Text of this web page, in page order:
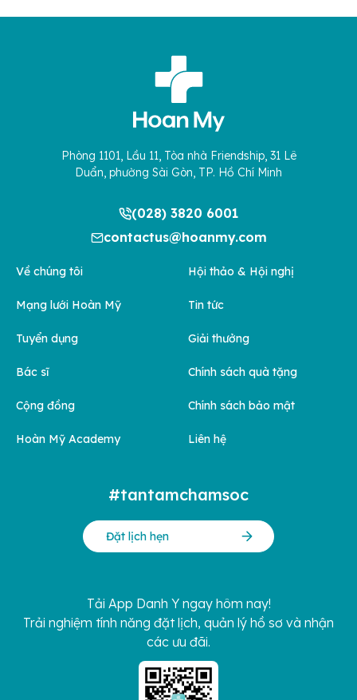
Phòng 1101, Lầu 11, Tòa nhà Friendship, 31 Lê
Duẩn, phường Sài Gòn, TP. Hồ Chí Minh
(028) 3820 6001
contactus@hoanmy.com
Về chúng tôi
Mạng lưới Hoàn Mỹ
Tuyển dụng
Bác sĩ
Cộng đồng
Hoàn Mỹ Academy
Hội thảo & Hội nghị
Tin tức
Giải thưởng
Chính sách quà tặng
Chính sách bảo mật
Liên hệ
#tantamchamsoc
Đặt lịch hẹn
Tải App Danh Y ngay hôm nay!
Trải nghiệm tính năng đặt lịch, quản lý hồ sơ và nhận
các ưu đãi.